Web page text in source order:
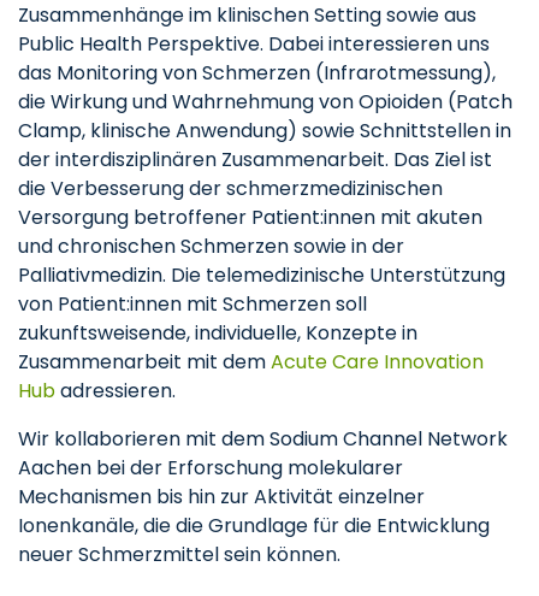
Zusammenhänge im klinischen Setting sowie aus
Public Health Perspektive. Dabei interessieren uns
das Monitoring von Schmerzen (Infrarotmessung),
die Wirkung und Wahrnehmung von Opioiden (Patch
Clamp, klinische Anwendung) sowie Schnittstellen in
der interdisziplinären Zusammenarbeit. Das Ziel ist
die Verbesserung der schmerzmedizinischen
Versorgung betroffener Patient:innen mit akuten
und chronischen Schmerzen sowie in der
Palliativmedizin. Die telemedizinische Unterstützung
von Patient:innen mit Schmerzen soll
zukunftsweisende, individuelle, Konzepte in
Zusammenarbeit mit demAcute Care Innovation
Hubadressieren.
Wir kollaborieren mit dem Sodium Channel Network
Aachen bei der Erforschung molekularer
Mechanismen bis hin zur Aktivität einzelner
Ionenkanäle, die die Grundlage für die Entwicklung
neuer Schmerzmittel sein können.